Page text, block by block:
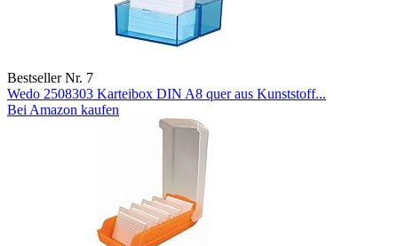
Bestseller Nr. 7
Wedo 2508303 Karteibox DIN A8 quer aus Kunststoff...
Bei Amazon kaufen